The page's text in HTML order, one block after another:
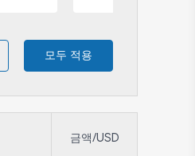
모두 적용
금액/USD